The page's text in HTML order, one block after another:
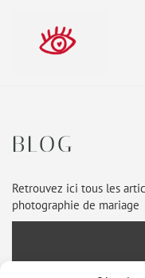
BLOG
Retrouvez ici tous les
photographie de mariage